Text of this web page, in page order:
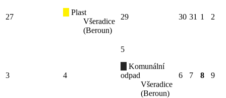
27
Plast
Všeradice
(Beroun)
29 30 31 1 2
3 4
5
Komunální
odpad
Všeradice
(Beroun)
6 7 8 9